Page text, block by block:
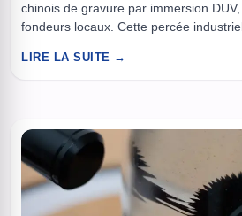
chinois de gravure par immersion
fondeurs locaux. Cette percée
étrangers. À lire aussi : Les chercheurs
LIRE LA SUITE →